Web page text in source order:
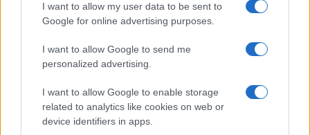
I want to allow my user data to be sent to
Google for online advertising purposes.
I want to allow Google to send me
personalized advertising.
I want to allow Google to enable storage
related to analytics like cookies on web or
device identifiers in apps.
nuove aule nelle scuole di Olbia
Incidente sulla provinciale 125, paura tra Olbia e
Arzachena
Incidente sulla strada provinciale ad Arzachena,
un ferito